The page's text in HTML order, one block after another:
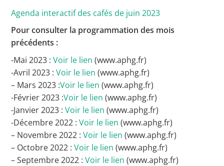
Agenda interactif des cafés de juin 2023
Pour consulter la programmation des mois
précédents :
-Mai 2023 :Voir le lien (www.aphg.fr)
-Avril 2023 :Voir le lien (www.aphg.fr)
– Mars 2023 :Voir le lien (www.aphg.fr)
-Février 2023 :Voir le lien (www.aphg.fr)
-Janvier 2023 :Voir le lien (www.aphg.fr)
-Décembre 2022 :Voir le lien (www.aphg.fr)
– Novembre 2022 :Voir le lien (www.aphg.fr)
– Octobre 2022 :Voir le lien (www.aphg.fr)
– Septembre 2022 :Voir le lien (www.aphg.fr)